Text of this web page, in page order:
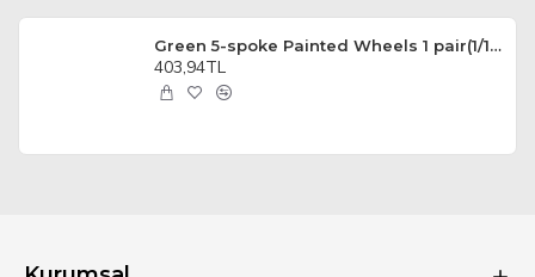
Green 5-spoke Painted Wheels 1 pair(1/10 Car)
403,94TL